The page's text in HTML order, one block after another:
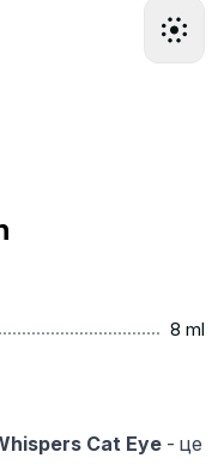
8 ml
Cat Eye - це